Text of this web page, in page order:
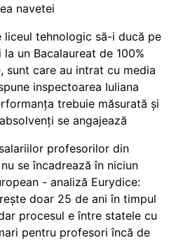
navetei
liceul tehnologic să-i ducă pe
un Bacalaureat de 100%
sunt care au intrat cu media
inspectoarea Iuliana
trebuie măsurată și
se angajează
profesorilor din
se încadrează în niciun
- analiză Eurydice:
doar 25 de ani în timpul
procesul e între statele cu
pentru profesori încă de